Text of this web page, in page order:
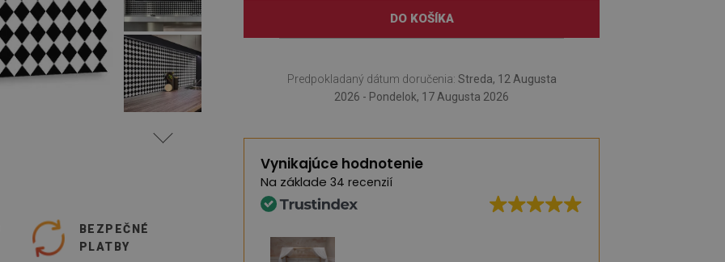
BEZPEČNÉ
PLATBY
DO KOŠÍKA
Predpokladaný dátum doručenia: Streda, 12 Augusta
2026 - Pondelok, 17 Augusta 2026
Vynikajúce hodnotenie
Na základe 34 recenzií